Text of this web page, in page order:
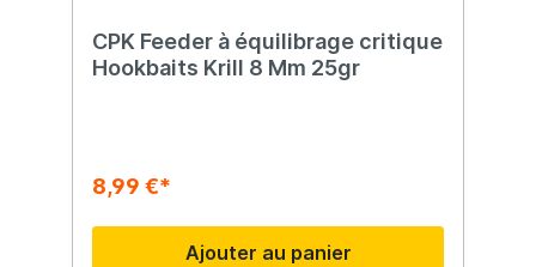
CPK Feeder à équilibrage critique
Hookbaits Krill 8 Mm 25gr
8,99 €*
Ajouter au panier